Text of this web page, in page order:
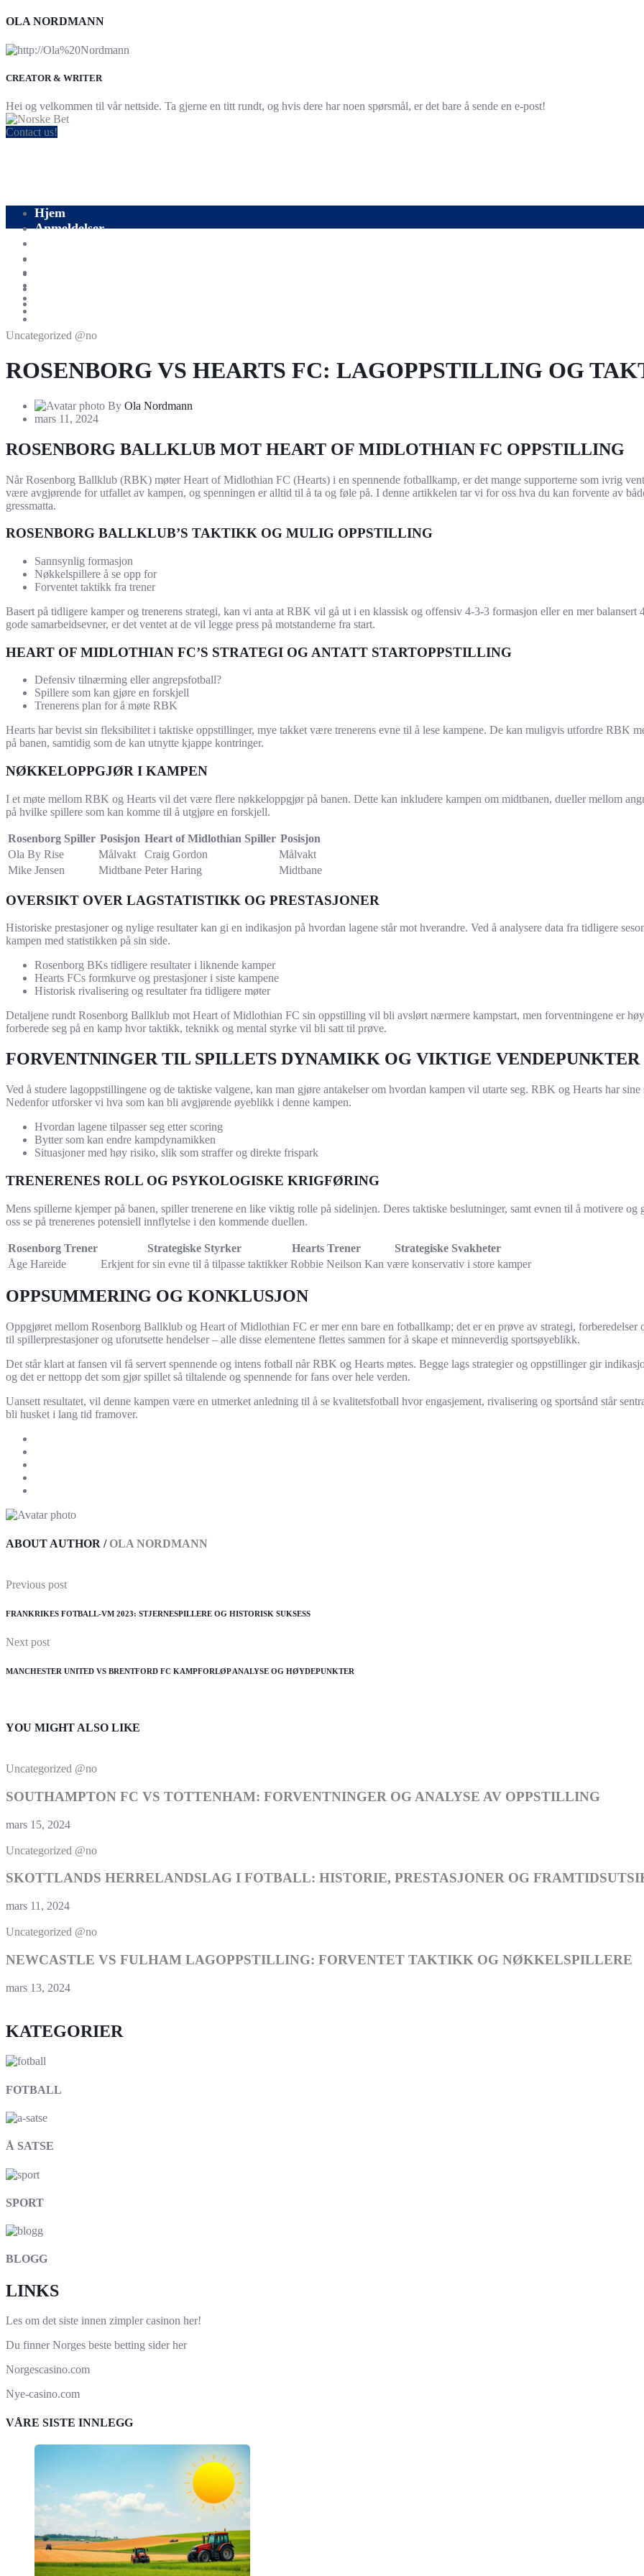
OLA NORDMANN
CREATOR & WRITER
Hei og velkommen til vår nettside. Ta gjerne en titt rundt, og hvis dere har noen spørsmål, er det bare å sende en e-post!
Contact us!
Hjem
Anmeldelser
Uncategorized @no
ROSENBORG VS HEARTS FC: LAGOPPSTILLING OG
By Ola Nordmann
mars 11, 2024
ROSENBORG BALLKLUB MOT HEART OF MIDLOTHIAN FC OPPSTILLING
Når Rosenborg Ballklub (RBK) møter Heart of Midlothian FC (Hearts) i en spennende fotballkamp, er det mange supporterne som ivrig
være avgjørende for utfallet av kampen, og spenningen er alltid til å ta og føle på. I denne artikkelen tar vi for oss hva du kan forvente av
gressmatta.
ROSENBORG BALLKLUB’S TAKTIKK OG MULIG OPPSTILLING
Sannsynlig formasjon
Nøkkelspillere å se opp for
Forventet taktikk fra trener
Basert på tidligere kamper og trenerens strategi, kan vi anta at RBK vil gå ut i en klassisk og offensiv 4-3-3 formasjon eller en mer
gode samarbeidsevner, er det ventet at de vil legge press på motstanderne fra start.
HEART OF MIDLOTHIAN FC’S STRATEGI OG ANTATT STARTOPPSTILLING
Defensiv tilnærming eller angrepsfotball?
Spillere som kan gjøre en forskjell
Trenerens plan for å møte RBK
Hearts har bevist sin fleksibilitet i taktiske oppstillinger, mye takket være trenerens evne til å lese kampene. De kan muligvis utfordre RBK
på banen, samtidig som de kan utnytte kjappe kontringer.
NØKKELOPPGJØR I KAMPEN
I et møte mellom RBK og Hearts vil det være flere nøkkeloppgjør på banen. Dette kan inkludere kampen om midtbanen, dueller mellom
på hvilke spillere som kan komme til å utgjøre en forskjell.
Rosenborg Spiller Posisjon Heart of Midlothian Spiller Posisjon
Ola By Rise
Målvakt Craig Gordon
Målvakt
Mike Jensen
Midtbane Peter Haring Midtbane
OVERSIKT OVER LAGSTATISTIKK OG PRESTASJONER
Historiske prestasjoner og nylige resultater kan gi en indikasjon på hvordan lagene står mot hverandre. Ved å analysere data fra tidligere
kampen med statistikken på sin side.
Rosenborg BKs tidligere resultater i liknende kamper
Hearts FCs formkurve og prestasjoner i siste kampene
Historisk rivalisering og resultater fra tidligere møter
Detaljene rundt Rosenborg Ballklub mot Heart of Midlothian FC sin oppstilling vil bli avslørt nærmere kampstart, men forventningene er
forberede seg på en kamp hvor taktikk, teknikk og mental styrke vil bli satt til prøve.
FORVENTNINGER TIL SPILLETS DYNAMIKK OG VIKTIGE VENDEPUNKTER
Ved å studere lagoppstillingene og de taktiske valgene, kan man gjøre antakelser om hvordan kampen vil utarte seg. RBK og Hearts har
Nedenfor utforsker vi hva som kan bli avgjørende øyeblikk i denne kampen.
Hvordan lagene tilpasser seg etter scoring
Bytter som kan endre kampdynamikken
Situasjoner med høy risiko, slik som straffer og direkte frispark
TRENERENES ROLL OG PSYKOLOGISKE KRIGFØRING
Mens spillerne kjemper på banen, spiller trenerene en like viktig rolle på sidelinjen. Deres taktiske beslutninger, samt evnen til å motivere
oss se på trenerenes potensiell innflytelse i den kommende duellen.
Rosenborg Trener Strategiske Styrker Hearts Trener
Strategiske Svakheter
Åge Hareide
Erkjent for sin evne til å tilpasse taktikker Robbie Neilson Kan være konservativ i store kamper
OPPSUMMERING OG KONKLUSJON
Oppgjøret mellom Rosenborg Ballklub og Heart of Midlothian FC er mer enn bare en fotballkamp; det er en prøve av strategi,
til spillerprestasjoner og uforutsette hendelser – alle disse elementene flettes sammen for å skape et minneverdig sportsøyeblikk.
Det står klart at fansen vil få servert spennende og intens fotball når RBK og Hearts møtes. Begge lags strategier og oppstillinger gir
og det er nettopp det som gjør spillet så tiltalende og spennende for fans over hele verden.
Uansett resultatet, vil denne kampen være en utmerket anledning til å se kvalitetsfotball hvor engasjement, rivalisering og sportsånd står
bli husket i lang tid framover.
ABOUT AUTHOR /OLA NORDMANN
Previous post
FRANKRIKES FOTBALL-VM 2023: STJERNESPILLERE OG HISTORISK SUKSESS
Next post
MANCHESTER UNITED VS BRENTFORD FC KAMPFORLØP ANALYSE OG HØYDEPUNKTER
YOU MIGHT ALSO LIKE
Uncategorized @no
SOUTHAMPTON FC VS TOTTENHAM: FORVENTNINGER OG ANALYSE AV OPPSTILLING
mars 15, 2024
Uncategorized @no
SKOTTLANDS HERRELANDSLAG I FOTBALL: HISTORIE, PRESTASJONER OG
mars 11, 2024
Uncategorized @no
NEWCASTLE VS FULHAM LAGOPPSTILLING: FORVENTET TAKTIKK OG NØKKELSPILLERE
mars 13, 2024
KATEGORIER
FOTBALL
Å SATSE
SPORT
BLOGG
LINKS
Les om det siste innen zimpler casinon her!
Du finner Norges beste betting siderher
Norgescasino.com
Nye-casino.com
VÅRE SISTE INNLEGG